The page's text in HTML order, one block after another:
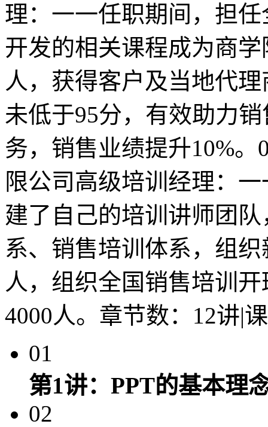
理：一一任职期间，担
开发的相关课程成为商
人，获得客户及当地代
未低于95分，有效助力
务，销售业绩提升10%
限公司高级培训经理：
建了自己的培训讲师团
系、销售培训体系，组
人，组织全国销售培训
4000人。章节数：12讲|
01
第1讲：PPT的基本理
02